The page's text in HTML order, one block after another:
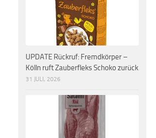
UPDATE Rückruf: Fremdkörper –
Kölln ruft Zauberfleks Schoko zurück
31 JULI, 2026